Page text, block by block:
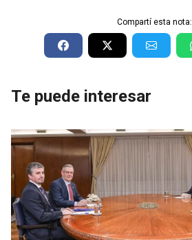
Compartí esta nota:
Te puede interesar